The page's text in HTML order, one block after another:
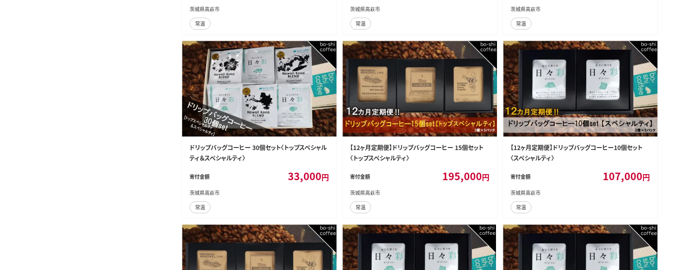
茨城県高萩市
常温
茨城県高萩市
常温
茨城県高萩市
常温
ドリップバッグコーヒー 30個セット〈トップスペシャル
ティ＆スペシャルティ〉
寄付金額 33,000円
茨城県高萩市
常温
【12ヶ月定期便】ドリップバッグコーヒー 15個セット
〈トップスペシャルティ〉
寄付金額 195,000円
茨城県高萩市
常温
【12ヶ月定期便】ドリップバッグコーヒー10個セット
〈スペシャルティ〉
寄付金額 107,000円
茨城県高萩市
常温